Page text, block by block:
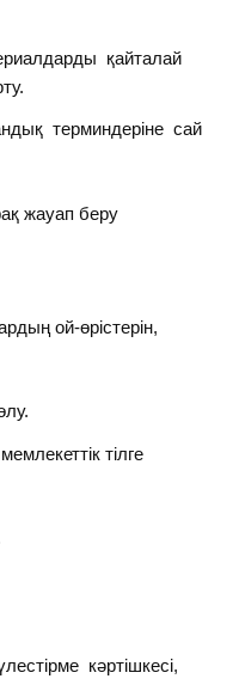
қайталай
терминдеріне сай
жауап беру
ой-өрістерін,
тілге
кәртішкесі,